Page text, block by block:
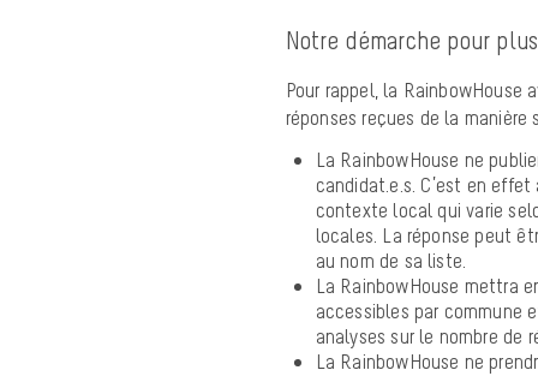
Notre démarche pour
Pour rappel, la
réponses reçues de la manière
La RainbowHouse ne
candidat.e.s. C’est en
contexte local qui varie
locales. La réponse peut
au nom de sa liste.
La RainbowHouse mettra
accessibles par commune
analyses sur le nombre de
La RainbowHouse ne